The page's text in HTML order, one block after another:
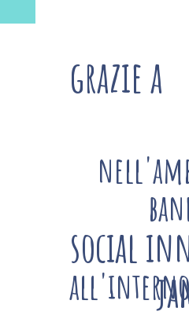
grazie a
social